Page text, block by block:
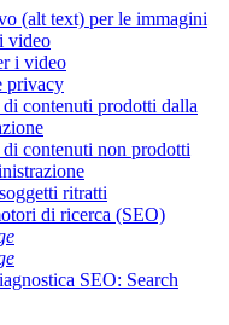
(alt text) per le immagini
video
i video
privacy
contenuti prodotti dalla
contenuti non prodotti
ritratti
di ricerca (SEO)
SEO: Search